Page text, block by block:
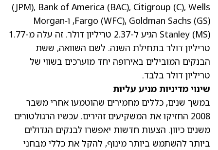
(JPM), Bank of America (BAC), Citigroup (C), Wells
Fargo (WFC), Goldman Sachs (GS)
, ו‑Morgan
Stanley (MS)
הגיע ל-2.37 טריליון דולר. זה עלה מ-1.77
טריליון דולר בתחילת השנה. לשם השוואה, ששת
הבנקים המובילים באירופה יחד מוערכים בשווי של
טריליון דולר בלבד.
שינוי מדיניות מניע עליות
במשך שנים, כללים מחמירים שהוטמעו אחרי משבר
2008 החזיקו את המשקיעים זהירים. עכשיו הרגולטורים
משנים כיוון. הצעות חדשות יאפשרו לבנקים הגדולים
ביותר להשתמש ביותר מינוף, להקל את כללי מבחני